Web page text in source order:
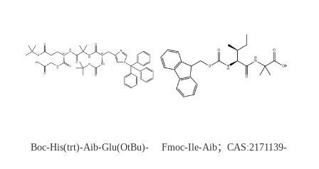
Boc-His(trt)-Aib-Glu(OtBu)-
Fmoc-Ile-Aib；CAS:2171139-